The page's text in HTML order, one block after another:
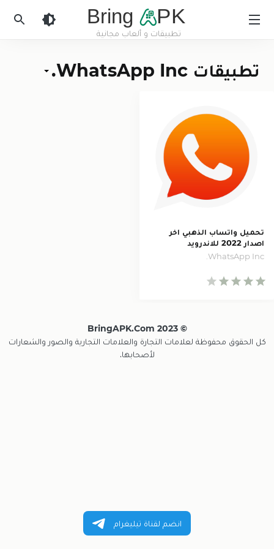
Bring PK
تطبيقات و ألعاب مجانية
تطبيقات WhatsApp Inc.
تحميل واتساب الذهبي اخر
اصدار 2022 للاندرويد
WhatsApp Inc.
© 2023 BringAPK.com
كل الحقوق محفوظة لعلامات التجارة والعلامات التجارية والصور والشعارات
لأصحابها.
انضم لقناة تيليغرام